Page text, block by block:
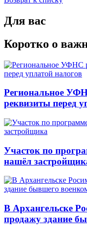
Для вас
Коротко о
Региональное
реквизиты перед
Участок по
нашёл
В Архангельске
продажу здание